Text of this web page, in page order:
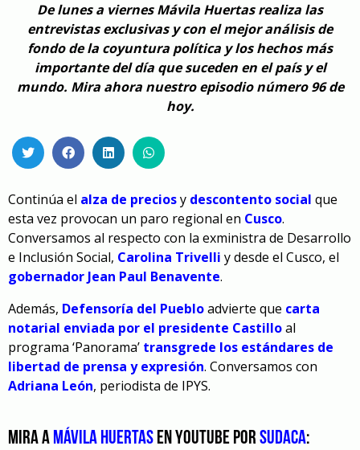
De lunes a viernes Mávila Huertas realiza las
entrevistas exclusivas y con el mejor análisis de
fondo de la coyuntura política y los hechos más
importante del día que suceden en el país y el
mundo. Mira ahora nuestro episodio número 96 de
hoy.
Continúa el alza de preciosy descontento social que
esta vez provocan un paro regional en Cusco.
Conversamos al respecto con la exministra de Desarrollo
e Inclusión Social, Carolina Trivelli y desde el Cusco, el
gobernador Jean Paul Benavente.
Además, Defensoría del Puebloadvierte que carta
notarial enviada por el presidente Castilloal
programa ‘Panorama’ transgrede los estándares de
libertad de prensa y expresión. Conversamos con
Adriana León, periodista de IPYS.
Mira a Mávila Huertas en YouTube por Sudaca: